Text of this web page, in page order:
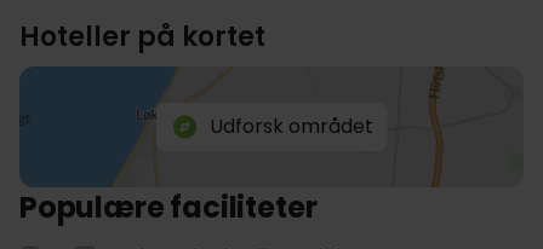
Hoteller på kortet
Udforsk området
Populære faciliteter